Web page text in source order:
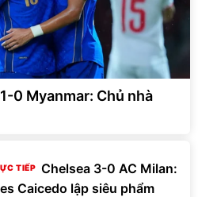
0 Myanmar: Chủ nhà
Chelsea 3-0 AC Milan:
Caicedo lập siêu phẩm